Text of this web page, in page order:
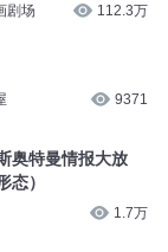
剧场 112.3万
9371
奥特曼情报大放
态）
1.7万